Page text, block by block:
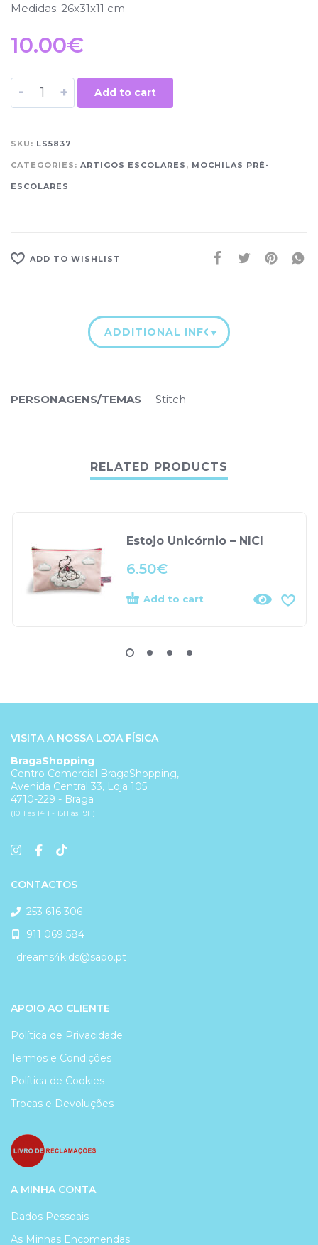
Medidas: 26x31x11 cm
10.00€
- + Add to cart
SKU: LS5837
CATEGORIES: ARTIGOS ESCOLARES , MOCHILAS PRÉ-
ESCOLARES
ADD TO WISHLIST
ADDITIONAL INFORMATION
PERSONAGENS/TEMAS Stitch
RELATED PRODUCTS
Estojo Unicórnio – NICI
6.50€
Add to cart
VISITA A NOSSA LOJA FÍSICA
BragaShopping
Centro Comercial BragaShopping,
Avenida Central 33, Loja 105
4710-229 - Braga
(10H às 14H - 15H às 19H)
CONTACTOS
253 616 306
911 069 584
dreams4kids@sapo.pt
APOIO AO CLIENTE
Política de Privacidade
Termos e Condições
Política de Cookies
Trocas e Devoluções
A MINHA CONTA
Dados Pessoais
As Minhas Encomendas